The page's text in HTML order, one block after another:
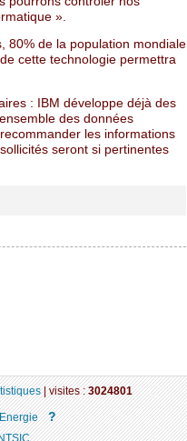
».
80% de la population mondiale
cette technologie permettra
: IBM développe déjà des
des données
les informations
seront si pertinentes
|visites :3024801
?